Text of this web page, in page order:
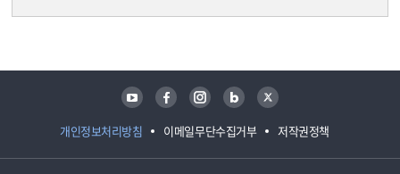
개인정보처리방침 이메일무단수집거부 저작권정책
유튜브 페이스북 인스타그램 블로그 트위터